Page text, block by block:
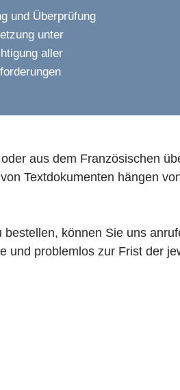
und Überprüfung
unter
aller
aus dem Französischen
Textdokumenten hängen
können Sie uns
problemlos zur Frist der